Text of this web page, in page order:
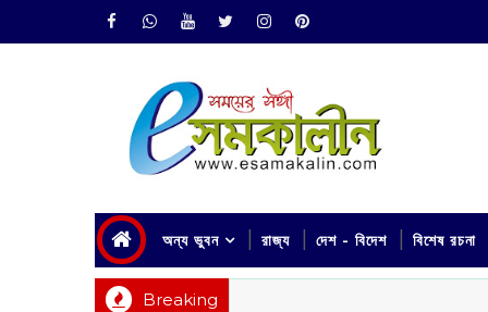
অন্য ভুবন রাজ্য দেশ - বিদেশ বিশেষ রচনা
Breaking